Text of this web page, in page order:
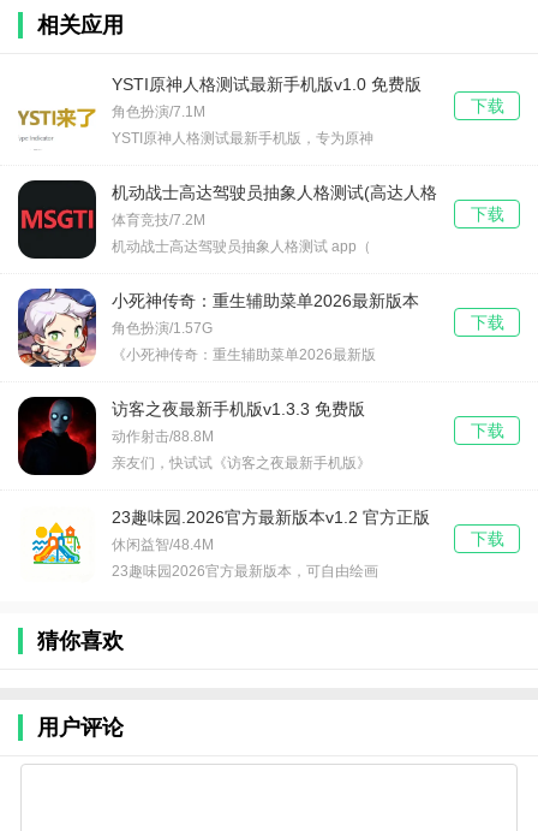
相关应用
YSTI原神人格测试最新手机版v1.0 免费版
角色扮演/7.1M
YSTI原神人格测试最新手机版，专为原神
下载
机动战士高达驾驶员抽象人格测试(高达人格
测试app)v1.0 安卓版
体育竞技/7.2M
机动战士高达驾驶员抽象人格测试 app（
下载
小死神传奇：重生辅助菜单2026最新版本
v1.2.24 免费版
角色扮演/1.57G
《小死神传奇：重生辅助菜单2026最新版
下载
访客之夜最新手机版v1.3.3 免费版
动作射击/88.8M
亲友们，快试试《访客之夜最新手机版》
下载
23趣味园.2026官方最新版本v1.2 官方正版
休闲益智/48.4M
23趣味园2026官方最新版本，可自由绘画
下载
猜你喜欢
用户评论